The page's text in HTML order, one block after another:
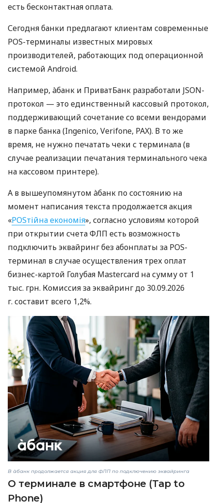
есть бесконтактная оплата.
Сегодня банки предлагают клиентам современные
POS-терминалы известных мировых
производителей, работающих под операционной
системой Android.
Например, àбанк и ПриватБанк разработали JSON-
протокол — это единственный кассовый протокол,
поддерживающий сочетание со всеми вендорами
в парке банка (Ingenico, Verifone, PAX). В то же
время, не нужно печатать чеки с терминала (в
случае реализации печатания терминального чека
на кассовом принтере).
А в вышеупомянутом àбанк по состоянию на
момент написания текста продолжается акция
«POSтійна економія», согласно условиям которой
при открытии счета ФЛП есть возможность
подключить эквайринг без абонплаты за POS-
терминал в случае осуществления трех оплат
бизнес-картой Голубая Mastercard на сумму от 1
тыс. грн. Комиссия за эквайринг до 30.09.2026
г. составит всего 1,2%.
В àбанк продолжается акция для ФЛП по подключению эквайринга
О терминале в смартфоне (Tap to
Phone)